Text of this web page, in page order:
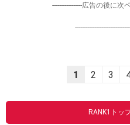
-----------------広告の後に次
1 2 3
RANK1トッ